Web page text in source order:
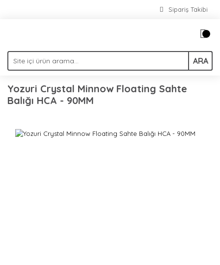
Sipariş Takibi
ARA
Yozuri Crystal Minnow Floating Sahte
Balığı HCA - 90MM